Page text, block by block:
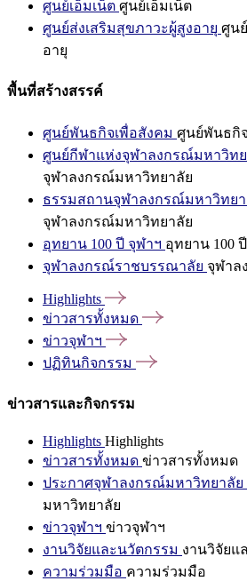
ศูนย์เอ็มเน็ต ศูนย์เอ็มเน็ต
ศูนย์ส่งเสริมสุขภาวะผู้สูงอายุ ศูน
อายุ
พื้นที่สร้างสรรค์
ศูนย์พันธกิจเพื่อสังคม ศูนย์พันธกิ
ศูนย์กีฬาแห่งจุฬาลงกรณ์มหาวิท
จุฬาลงกรณ์มหาวิทยาลัย
ธรรมสถานจุฬาลงกรณ์มหาวิทย
จุฬาลงกรณ์มหาวิทยาลัย
อุทยาน 100 ปี จุฬาฯ อุทยาน 100
จุฬาลงกรณ์ราชบรรณาลัย จุฬาล
Highlights
ข่าวสารทั้งหมด
ข่าวจุฬาฯ
ปฏิทินกิจกรรม
ข่าวสารและกิจกรรม
Highlights Highlights
ข่าวสารทั้งหมด ข่าวสารทั้งหมด
ประกาศจุฬาลงกรณ์มหาวิทยาลัย
มหาวิทยาลัย
ข่าวจุฬาฯ ข่าวจุฬาฯ
งานวิจัยและนวัตกรรม งานวิจัยแ
ความร่วมมือ ความร่วมมือ